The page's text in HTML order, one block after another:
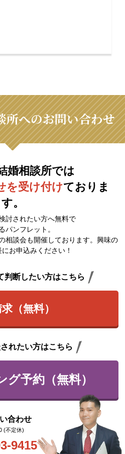
所へのお問い合わせ
婚相談所では
を受け付けておりま
す。
討されたい方へ無料で
パンフレット。
相談会も開催しております。興味の
お申込みください！
判断したい方はこちら
（無料）
れたい方はこちら
グ予約（無料）
合わせ
(不定休)
9415